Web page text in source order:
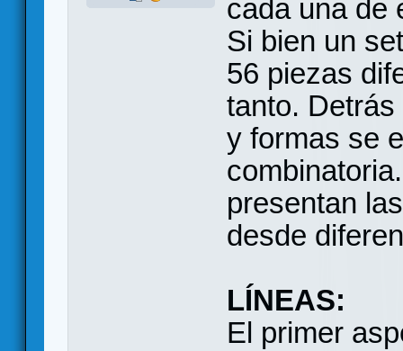
cada una de
Si bien un
56 piezas
tanto.
y formas se
presentan
desde
LÍNEAS:
El primer